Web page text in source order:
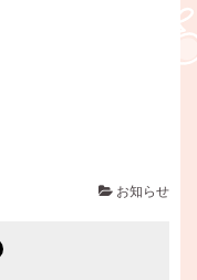
お知らせ